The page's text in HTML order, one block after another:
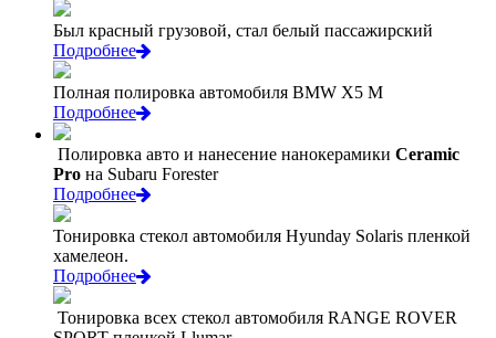
Был красный грузовой, стал белый пассажирский
Подробнее
Полная полировка автомобиля BMW X5 M
Подробнее
Полировка авто и нанесение нанокерамики Ceramic
Pro на Subaru Forester
Подробнее
Тонировка стекол автомобиля Hyunday Solaris пленкой
хамелеон.
Подробнее
Тонировка всех стекол автомобиля RANGE ROVER